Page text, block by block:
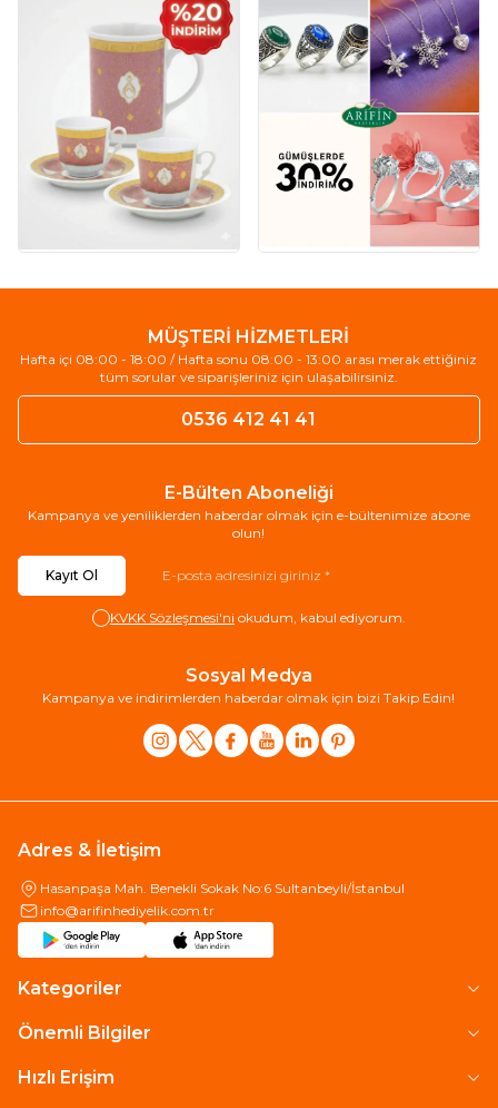
MÜŞTERİ HİZMETLERİ
Hafta içi 08:00 - 18:00 / Hafta sonu 08:00 - 13:00 arası merak ettiğiniz
tüm sorular ve siparişleriniz için ulaşabilirsiniz.
0536 412 41 41
E-Bülten Aboneliği
Kampanya ve yeniliklerden haberdar olmak için e-bültenimize abone
olun!
Kayıt Ol
KVKK Sözleşmesi'ni okudum, kabul ediyorum.
Sosyal Medya
Kampanya ve indirimlerden haberdar olmak için bizi Takip Edin!
Adres & İletişim
Hasanpaşa Mah. Benekli Sokak No:6 Sultanbeyli/İstanbul
info@arifinhediyelik.com.tr
Kategoriler
Önemli Bilgiler
Hızlı Erişim